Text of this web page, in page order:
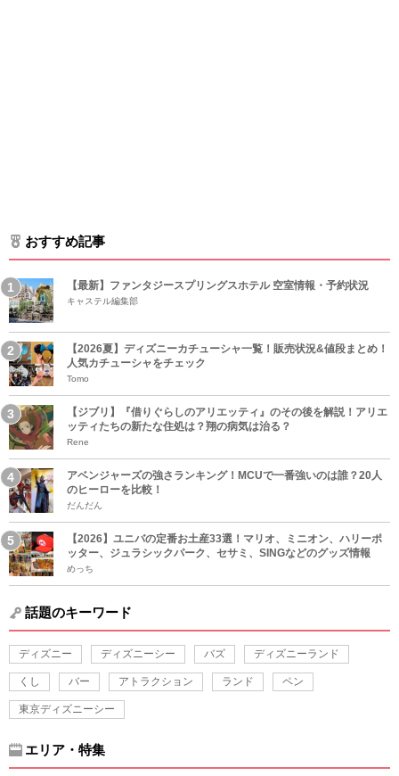
おすすめ記事
【最新】ファンタジースプリングスホテル 空室情報・予約状況
キャステル編集部
【2026夏】ディズニーカチューシャ一覧！販売状況&値段まとめ！
人気カチューシャをチェック
Tomo
【ジブリ】『借りぐらしのアリエッティ』のその後を解説！アリエ
ッティたちの新たな住処は？翔の病気は治る？
Rene
アベンジャーズの強さランキング！MCUで一番強いのは誰？20人
のヒーローを比較！
だんだん
【2026】ユニバの定番お土産33選！マリオ、ミニオン、ハリーポ
ッター、ジュラシックパーク、セサミ、SINGなどのグッズ情報
めっち
話題のキーワード
ディズニー ディズニーシー バズ ディズニーランド
くし バー アトラクション ランド ペン
東京ディズニーシー
エリア・特集